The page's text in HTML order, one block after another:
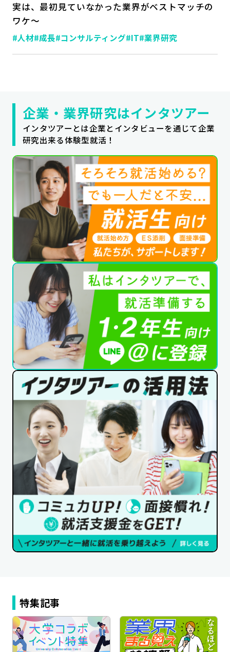
記事一覧
インタツアー活用法
運営会社
お問い合わせ
公式SNSはこちら
実は、最初見ていなかった業界がベストマッチの
ワケ～
#人材#成長#コンサルティング#IT#業界研究
企業・業界研究はインタツアー
インタツアーとは企業とインタビューを通じて企業
研究出来る体験型就活！
特集記事